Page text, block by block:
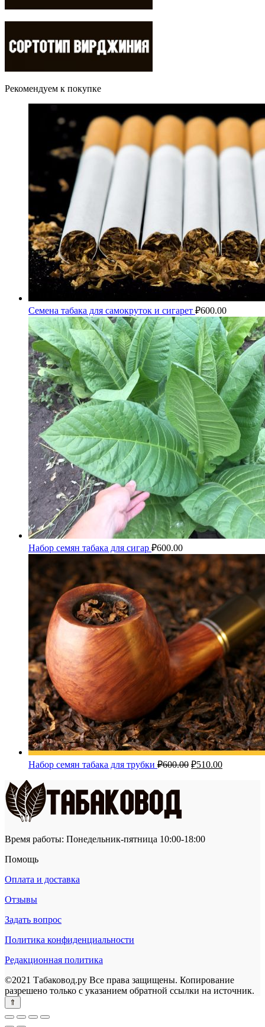
Рекомендуем к покупке
Семена табака для самокруток и сигарет ₽600.00
Набор семян табака для сигар ₽600.00
Набор семян табака для трубки ₽600.00 Первоначальная
₽510.00Текущая
Время работы: Понедельник-пятница 10:00-18:00
Помощь
Оплата и доставка
Отзывы
Задать вопрос
Политика конфиденциальности
Редакционная политика
©2021 Табаковод.ру Все права защищены. Копирование
разрешено только с указанием обратной ссылки на источник.